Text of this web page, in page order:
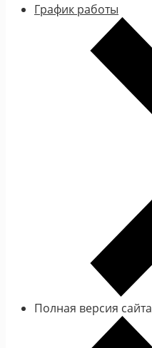
График работы
Полная версия сайта